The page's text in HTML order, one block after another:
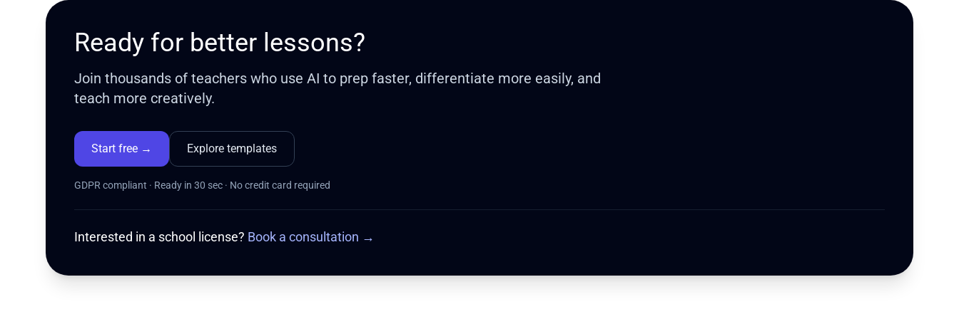
Ready for better lessons?
Join thousands of teachers who use AI to prep faster, differentiate more easily, and
teach more creatively.
Start free → Explore templates
GDPR compliant · Ready in 30 sec · No credit card required
Interested in a school license? Book a consultation →